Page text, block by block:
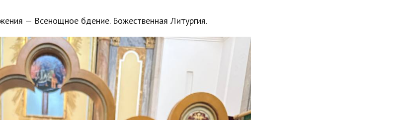
— Всенощное бдение. Божественная Литургия.